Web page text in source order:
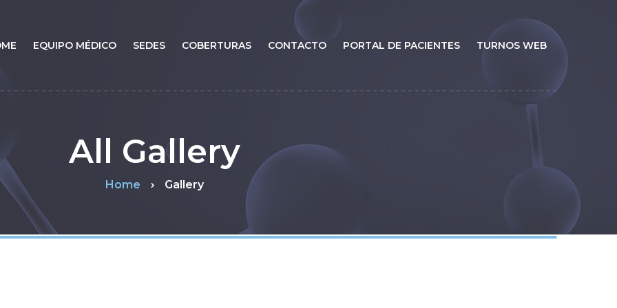
EQUIPO MÉDICO SEDES COBERTURAS CONTACTO PORTAL DE PACIENTES TURNOS WEB
All Gallery
Home Gallery